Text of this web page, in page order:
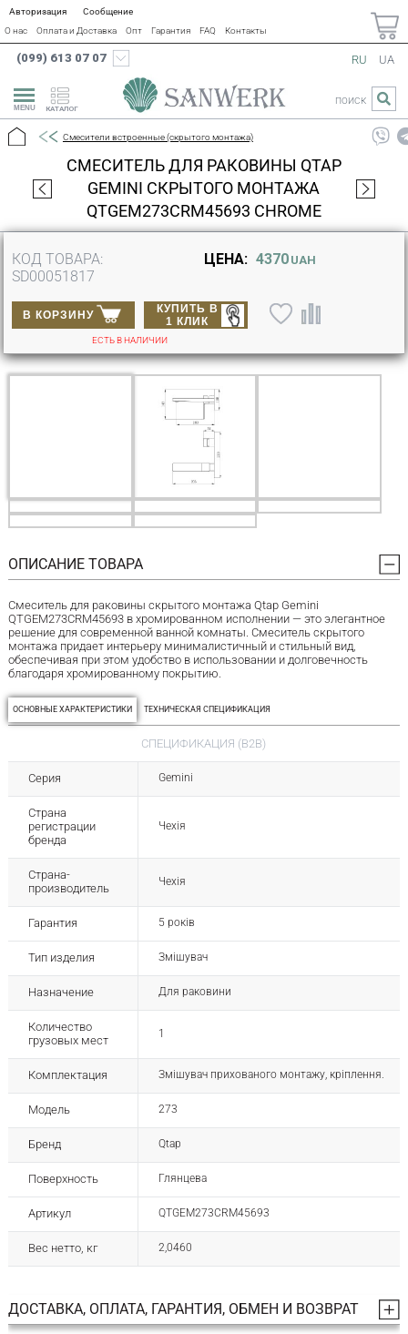
Авторизация
Сообщение
О нас
Оплата и Доставка Опт Гарантия FAQ Контакты
(099) 613 07 07
КАТАЛОГ
RU UA
ПОИСК
Смесители встроенные (скрытого монтажа)
СМЕСИТЕЛЬ ДЛЯ РАКОВИНЫ QTAP
GEMINI СКРЫТОГО МОНТАЖА
QTGEM273CRM45693 CHROME
КОД ТОВАРА:
SD00051817
ЦЕНА: 4370 UAH
В КОРЗИНУ
КУПИТЬ В
1 КЛИК
ЕСТЬ В НАЛИЧИИ
ОПИСАНИЕ ТОВАРА
Смеситель для раковины скрытого монтажа Qtap Gemini
QTGEM273CRM45693 в хромированном исполнении — это элегантное
решение для современной ванной комнаты. Смеситель скрытого
монтажа придает интерьеру минималистичный и стильный вид,
обеспечивая при этом удобство в использовании и долговечность
благодаря хромированному покрытию.
ОСНОВНЫЕ ХАРАКТЕРИСТИКИ ТЕХНИЧЕСКАЯ СПЕЦИФИКАЦИЯ
СПЕЦИФИКАЦИЯ (B2B)
Серия Gemini
Страна
регистрации
бренда
Чехія
Страна-
производитель
Чехія
Гарантия 5 років
Тип изделия Змішувач
Назначение Для раковини
Количество
грузовых мест
1
Комплектация Змішувач прихованого монтажу, кріплення.
Модель 273
Бренд Qtap
Поверхность Глянцева
Артикул QTGEM273CRM45693
Вес нетто, кг 2,0460
ДОСТАВКА, ОПЛАТА, ГАРАНТИЯ, ОБМЕН И ВОЗВРАТ